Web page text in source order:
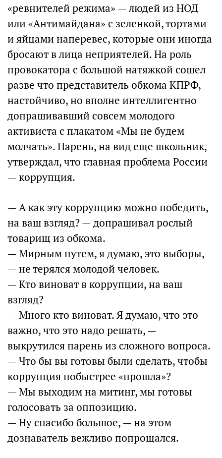
«ревнителей режима» — людей из НОД
или «Антимайдана» с зеленкой, тортами
и яйцами наперевес, которые они иногда
бросают в лица неприятелей. На роль
провокатора с большой натяжкой сошел
разве что представитель обкома КПРФ,
настойчиво, но вполне интеллигентно
допрашивавший совсем молодого
активиста с плакатом «Мы не будем
молчать». Парень, на вид еще школьник,
утверждал, что главная проблема России
— коррупция.
— А как эту коррупцию можно победить,
на ваш взгляд? — допрашивал рослый
товарищ из обкома.
— Мирным путем, я думаю, это выборы,
— не терялся молодой человек.
— Кто виноват в коррупции, на ваш
взгляд?
— Много кто виноват. Я думаю, что это
важно, что это надо решать, —
выкрутился парень из сложного вопроса.
— Что бы вы готовы были сделать, чтобы
коррупция побыстрее «прошла»?
— Мы выходим на митинг, мы готовы
голосовать за оппозицию.
— Ну спасибо большое, — на этом
дознаватель вежливо попрощался.